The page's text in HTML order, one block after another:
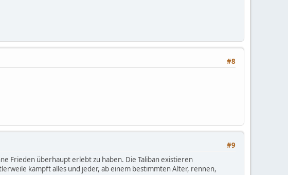
#8
#9
Frieden überhaupt erlebt zu haben. Die Taliban existieren
kämpft alles und jeder, ab einem bestimmten Alter, rennen,